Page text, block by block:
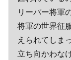
リーパー将軍
将軍の世界征
えられてしま
立ち向かわな